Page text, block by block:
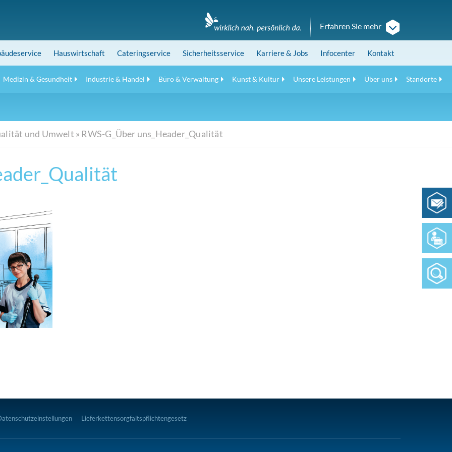
Erfahren Sie mehr
Medizin & Gesundheit Industrie & Handel Büro & Verwaltung Kunst & Kultur Unsere Leistungen Über uns Standorte
Hauswirtschaft Cateringservice Sicherheitsservice Karriere& Jobs Infocenter Kontakt
und Umwelt » RWS-G_Über uns_Header_Qualität
Lieferkettensorgfaltspflichtengesetz